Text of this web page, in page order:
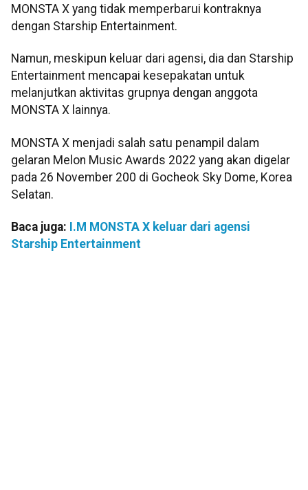
MONSTA X yang tidak memperbarui kontraknya
dengan Starship Entertainment.
Namun, meskipun keluar dari agensi, dia dan Starship
Entertainment mencapai kesepakatan untuk
melanjutkan aktivitas grupnya dengan anggota
MONSTA X lainnya.
MONSTA X menjadi salah satu penampil dalam
gelaran Melon Music Awards 2022 yang akan digelar
pada 26 November 200 di Gocheok Sky Dome, Korea
Selatan.
Baca juga: I.M MONSTA X keluar dari agensi
Starship Entertainment